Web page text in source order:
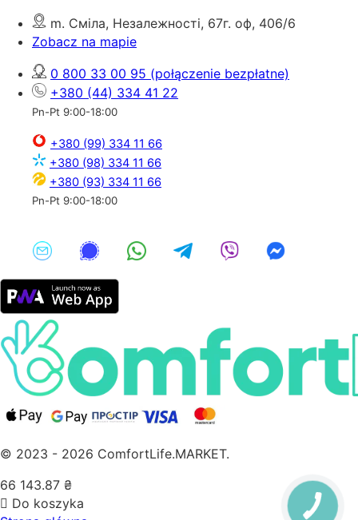
m. Сміла, Незалежності, 67г. оф, 406/6
Zobacz na mapie
0 800 33 00 95 (połączenie bezpłatne)
+380 (44) 334 41 22
Pn-Pt 9:00-18:00
+380 (99) 334 11 66
+380 (98) 334 11 66
+380 (93) 334 11 66
Pn-Pt 9:00-18:00
© 2023 - 2026 ComfortLife.MARKET.
66 143.87 ₴
Do koszyka